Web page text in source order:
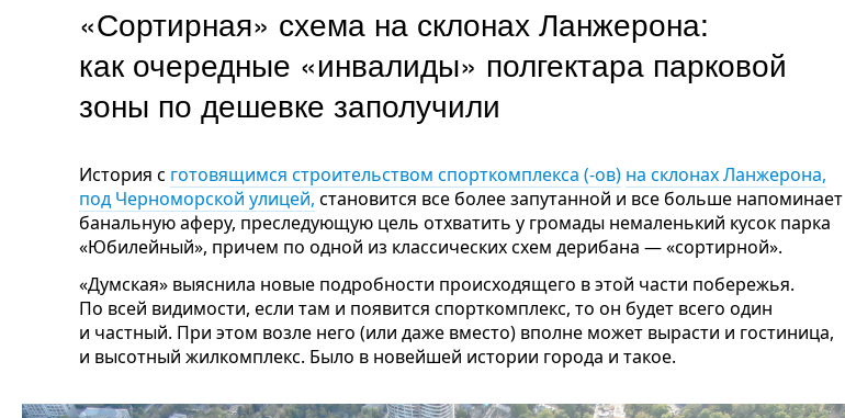
«Сортирная» схема на склонах Ланжерона:
как очередные «инвалиды» полгектара парковой
зоны по дешевке заполучили
История с готовящимся строительством спорткомплекса (-ов) на склонах Ланжерона,
под Черноморской улицей, становится все более запутанной и все больше напоминает
банальную аферу, преследующую цель отхватить у громады немаленький кусок парка
«Юбилейный», причем по одной из классических схем дерибана — «сортирной».
«Думская» выяснила новые подробности происходящего в этой части побережья.
По всей видимости, если там и появится спорткомплекс, то он будет всего один
и частный. При этом возле него (или даже вместо) вполне может вырасти и гостиница,
и высотный жилкомплекс. Было в новейшей истории города и такое.